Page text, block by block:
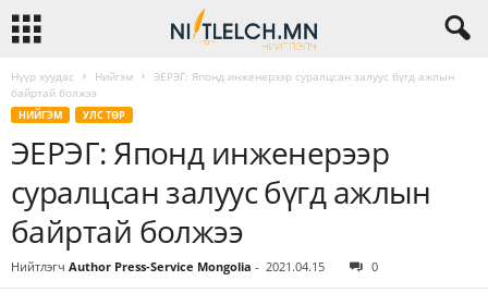
Нүүр хуудас Нийгэм
ЭЕРЭГ: Японд инженерээр суралцсан залуус бүгд ажлын
байртай болжээ
НИЙГЭМ УЛС ТӨР
ЭЕРЭГ: Японд инженерээр
суралцсан залуус бүгд ажлын
байртай болжээ
Нийтлэгч Author Press-Service Mongolia - 2021.04.15 0